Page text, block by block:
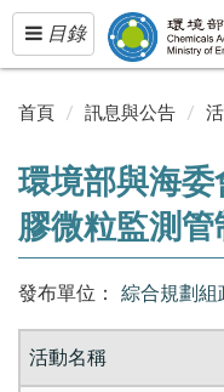
Toggle
navigation
目錄
首頁 訊息與公告
環境部與海
膠微粒監測
發布單位： 綜合規劃組
活動名稱